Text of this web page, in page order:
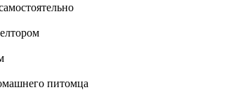
питомца